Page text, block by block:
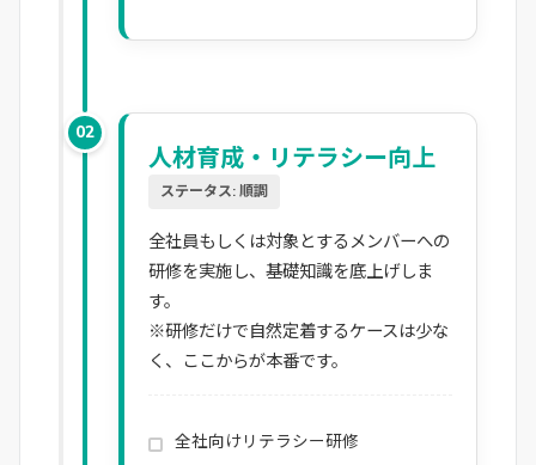
02
人材育成・リテラシー向上
ステータス: 順調
全社員もしくは対象とするメンバーへの
研修を実施し、基礎知識を底上げしま
す。
※研修だけで自然定着するケースは少な
く、ここからが本番です。
全社向けリテラシー研修